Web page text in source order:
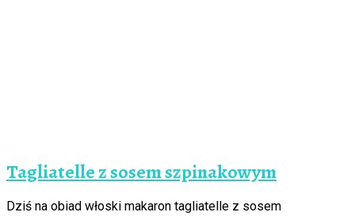
Tagliatelle z sosem szpinakowym
Dziś na obiad włoski makaron tagliatelle z sosem